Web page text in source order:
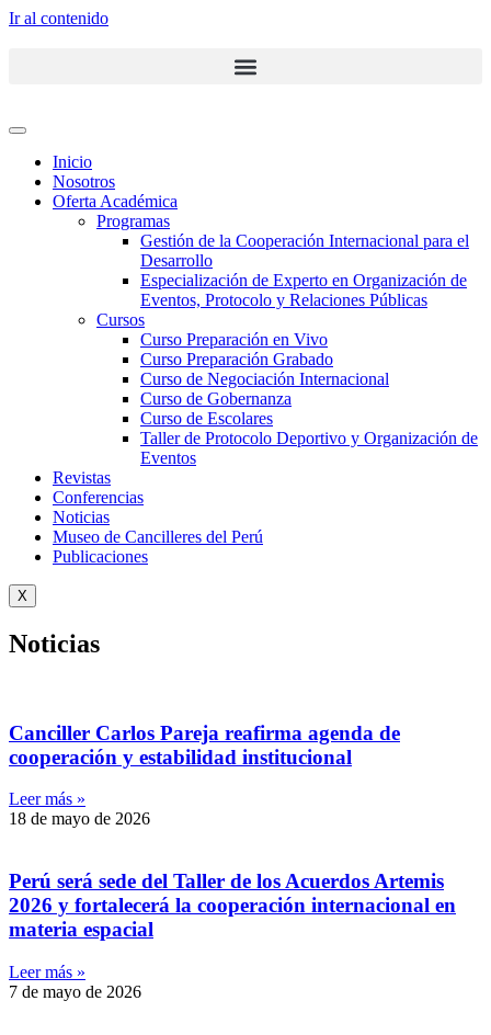
Ir al contenido
Inicio
Nosotros
Oferta Académica
Programas
Gestión de la Cooperación Internacional para el
Desarrollo
Especialización de Experto en Organización de
Eventos, Protocolo y Relaciones Públicas
Cursos
Curso Preparación en Vivo
Curso Preparación Grabado
Curso de Negociación Internacional
Curso de Gobernanza
Curso de Escolares
Taller de Protocolo Deportivo y Organización de
Eventos
Revistas
Conferencias
Noticias
Museo de Cancilleres del Perú
Publicaciones
X
Noticias
Canciller Carlos Pareja reafirma agenda de
cooperación y estabilidad institucional
Leer más »
18 de mayo de 2026
Perú será sede del Taller de los Acuerdos Artemis
2026 y fortalecerá la cooperación internacional en
materia espacial
Leer más »
7 de mayo de 2026